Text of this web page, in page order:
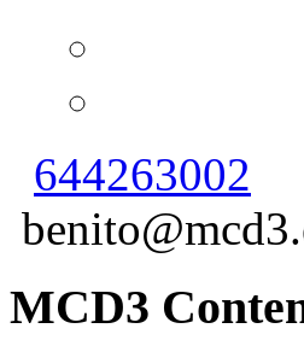
644263002
MCD3